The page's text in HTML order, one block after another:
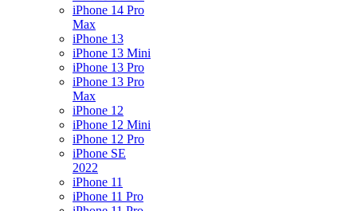
iPhone 14 Pro
Max
iPhone 13
iPhone 13 Mini
iPhone 13 Pro
iPhone 13 Pro
Max
iPhone 12
iPhone 12 Mini
iPhone 12 Pro
iPhone SE
2022
iPhone 11
iPhone 11 Pro